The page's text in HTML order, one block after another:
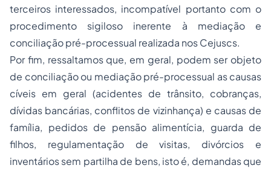
terceiros interessados, incompatível portanto com o
procedimento sigiloso inerente à mediação e
conciliação pré-processual realizada nos Cejuscs.
Por fim, ressaltamos que, em geral, podem ser objeto
de conciliação ou mediação pré-processual as causas
cíveis em geral (acidentes de trânsito, cobranças,
dívidas bancárias, conflitos de vizinhança) e causas de
família, pedidos de pensão alimentícia, guarda de
filhos, regulamentação de visitas, divórcios e
inventários sem partilha de bens, isto é, demandas que